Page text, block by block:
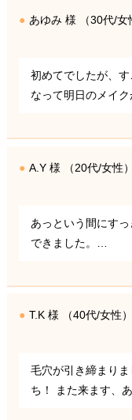
あゆみ 様 （30代/女
初めてでしたが、
なって明日のメイ
A.Y 様 （20代/女性）
あっという間にす
できました。…
T.K 様 （40代/女性）
毛穴が引き締まり
ち！ また来ます、